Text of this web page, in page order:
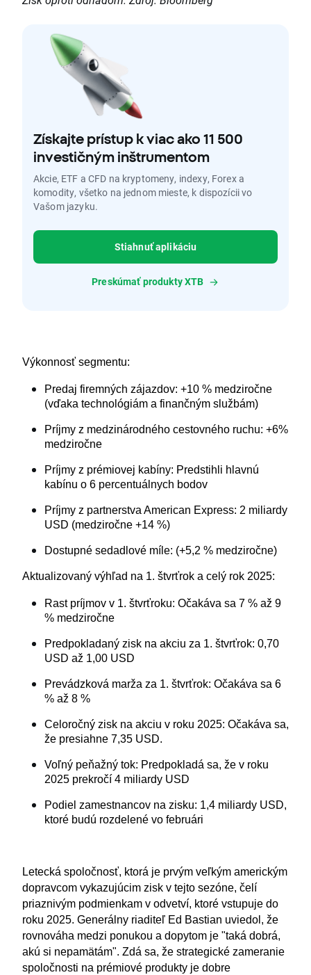
Získajte prístup k viac ako 11 500
investičným inštrumentom
Akcie, ETF a CFD na kryptomeny, indexy, Forex a
komodity, všetko na jednom mieste, k dispozícii vo
Vašom jazyku.
Stiahnuť aplikáciu
Preskúmať produkty XTB
Výkonnosť segmentu:
Predaj firemných zájazdov: +10 % medziročne
(vďaka technológiám a finančným službám)
Príjmy z medzinárodného cestovného ruchu: +6%
medziročne
Príjmy z prémiovej kabíny: Predstihli hlavnú
kabínu o 6 percentuálnych bodov
Príjmy z partnerstva American Express: 2 miliardy
USD (medziročne +14 %)
Dostupné sedadlové míle: (+5,2 % medziročne)
Aktualizovaný výhľad na 1. štvrťrok a celý rok 2025:
Rast príjmov v 1. štvrťroku: Očakáva sa 7 % až 9
% medziročne
Predpokladaný zisk na akciu za 1. štvrťrok: 0,70
USD až 1,00 USD
Prevádzková marža za 1. štvrťrok: Očakáva sa 6
% až 8 %
Celoročný zisk na akciu v roku 2025: Očakáva sa,
že presiahne 7,35 USD.
Voľný peňažný tok: Predpokladá sa, že v roku
2025 prekročí 4 miliardy USD
Podiel zamestnancov na zisku: 1,4 miliardy USD,
ktoré budú rozdelené vo februári
Letecká spoločnosť, ktorá je prvým veľkým americkým
dopravcom vykazujúcim zisk v tejto sezóne, čelí
priaznivým podmienkam v odvetví, ktoré vstupuje do
roku 2025. Generálny riaditeľ Ed Bastian uviedol, že
rovnováha medzi ponukou a dopytom je "taká dobrá,
akú si nepamätám". Zdá sa, že strategické zameranie
spoločnosti na prémiové produkty je dobre